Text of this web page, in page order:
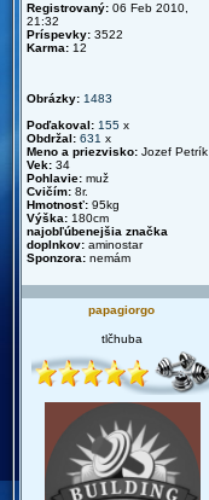
Registrovaný: 06 Feb 2010,
21:32
Príspevky: 3522
Karma: 12
Obrázky: 1483
Poďakoval: 155 x
Obdržal: 631 x
Meno a priezvisko: Jozef Petrík
Vek: 34
Pohlavie: muž
Cvičím: 8r.
Hmotnosť: 95kg
Výška: 180cm
najobľúbenejšia značka
doplnkov: aminostar
Sponzora: nemám
papagiorgo
tlčhuba